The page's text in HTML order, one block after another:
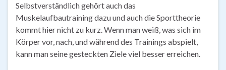
Selbstverständlich gehört auch das
Muskelaufbautraining dazu und auch die Sporttheorie
kommt hier nicht zu kurz. Wenn man weiß, was sich im
Körper vor, nach, und während des Trainings abspielt,
kann man seine gesteckten Ziele viel besser erreichen.